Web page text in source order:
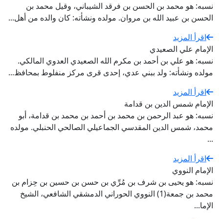
نسبه: هو محمد بن الحسن بن فرقد الشيباني، وقيل محمد بن
الحسن بن عبيد الله بن مروان. مولده ونشأته: كان والده من أهل...
اقرأ المزيد
الإمام علي الصعيدي
نسبه: هو علي بن أحمد بن مكرم الله الصعيدي العدوي المالكي.
مولده ونشأته: ولد ببني عدي، إحدى قرى مركز منفلوط بمحافظ...
اقرأ المزيد
الإمام شمس الدين بن قدامة
نسبه: هو عبد الرحمن بن محمد بن أحمد بن محمد بن قدامة، أبو
محمد، شمس الدين المقدسي الجماعيلي الصالحي الحنبلي. مولده
...
اقرأ المزيد
الإمام النووي
نسبه: هو يحيى بن شرف بن مُرِّي بن حسن بن حسين بن حِزام بن
محمد بن جمعة(1) النووي الحوراني الدمشقي الشافعي، الشيخ
الإما...